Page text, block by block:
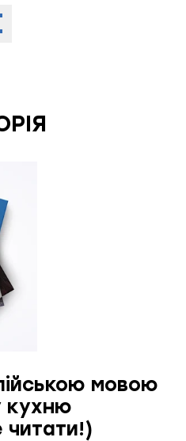
menu
мовою
кухню
читати!)